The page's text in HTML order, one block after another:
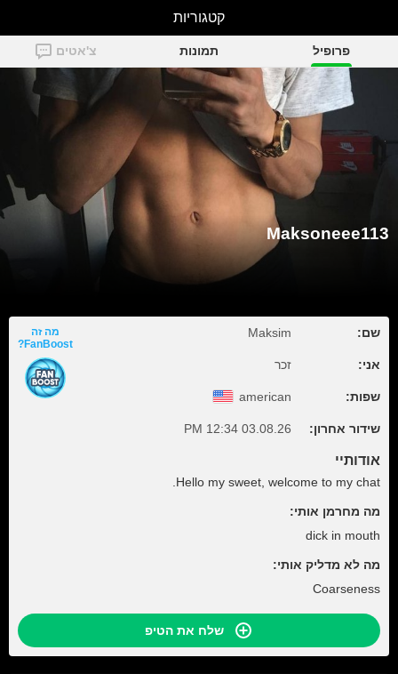
Maksoneee113
פרופיל תמונות צ'אטים
Maksoneee113
שם: Maksim
אני: זכר
שפות: american
שידור אחרון: 03.08.26 12:34 PM
מה זה
FanBoost?
אודותיי
Hello my sweet, welcome to my chat.
מה מחרמן אותי:
dick in mouth
מה לא מדליק אותי:
Coarseness
שלח את הטיפ
קטגוריות